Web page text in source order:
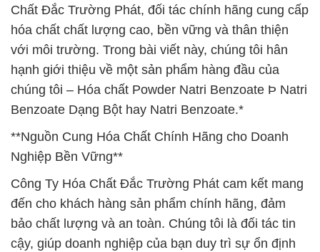
Chất Đắc Trường Phát, đối tác chính hãng cung cấp
hóa chất chất lượng cao, bền vững và thân thiện
với môi trường. Trong bài viết này, chúng tôi hân
hạnh giới thiệu về một sản phẩm hàng đầu của
chúng tôi – Hóa chất Powder Natri Benzoate Þ Natri
Benzoate Dạng Bột hay Natri Benzoate.*
**Nguồn Cung Hóa Chất Chính Hãng cho Doanh
Nghiệp Bền Vững**
Công Ty Hóa Chất Đắc Trường Phát cam kết mang
đến cho khách hàng sản phẩm chính hãng, đảm
bảo chất lượng và an toàn. Chúng tôi là đối tác tin
cậy, giúp doanh nghiệp của bạn duy trì sự ổn định